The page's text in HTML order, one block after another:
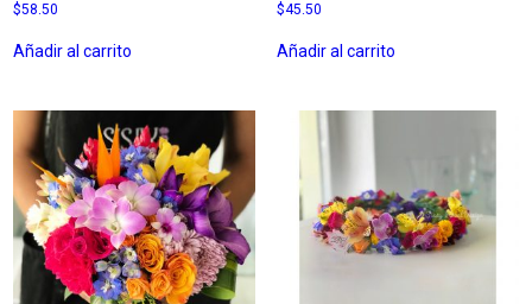
$58.50
Añadir al carrito
$45.50
Añadir al carrito